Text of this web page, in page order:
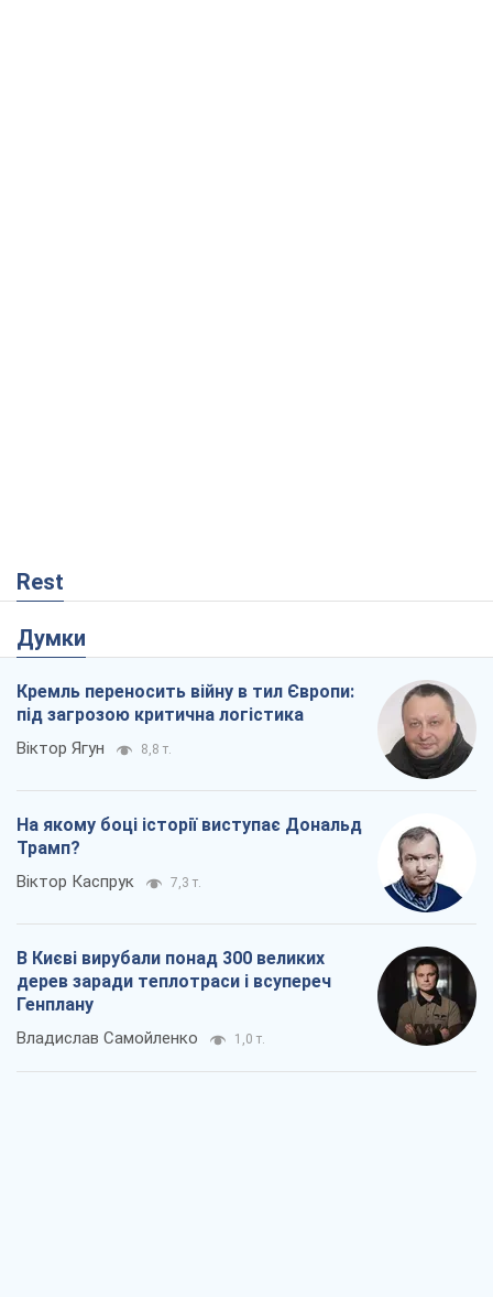
Rest
Думки
Кремль переносить війну в тил Європи:
під загрозою критична логістика
Віктор Ягун 8,8 т.
На якому боці історії виступає Дональд
Трамп?
Віктор Каспрук 7,3 т.
В Києві вирубали понад 300 великих
дерев заради теплотраси і всупереч
Генплану
Владислав Самойленко 1,0 т.